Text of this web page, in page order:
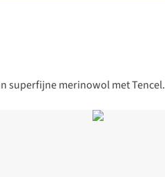
superfijne merinowol met Tencel.